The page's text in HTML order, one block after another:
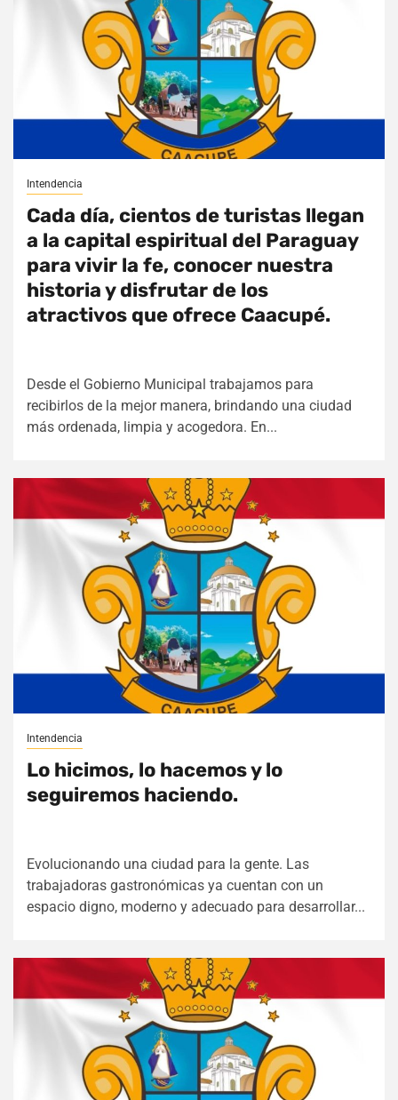
Intendencia
Cada día, cientos de turistas llegan
a la capital espiritual del Paraguay
para vivir la fe, conocer nuestra
historia y disfrutar de los
atractivos que ofrece Caacupé.
Desde el Gobierno Municipal trabajamos para
recibirlos de la mejor manera, brindando una ciudad
más ordenada, limpia y acogedora. En...
Intendencia
Lo hicimos, lo hacemos y lo
seguiremos haciendo.
Evolucionando una ciudad para la gente. Las
trabajadoras gastronómicas ya cuentan con un
espacio digno, moderno y adecuado para desarrollar...